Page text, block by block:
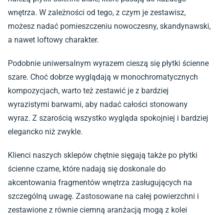
wnętrza. W zależności od tego, z czym je zestawisz,
możesz nadać pomieszczeniu nowoczesny, skandynawski,
a nawet loftowy charakter.
Podobnie uniwersalnym wyrazem cieszą się płytki ścienne
szare. Choć dobrze wyglądają w monochromatycznych
kompozycjach, warto też zestawić je z bardziej
wyrazistymi barwami, aby nadać całości stonowany
wyraz. Z szarością wszystko wygląda spokojniej i bardziej
elegancko niż zwykle.
Klienci naszych sklepów chętnie sięgają także po płytki
ścienne czarne, które nadają się doskonale do
akcentowania fragmentów wnętrza zasługujących na
szczególną uwagę. Zastosowane na całej powierzchni i
zestawione z równie ciemną aranżacją mogą z kolei